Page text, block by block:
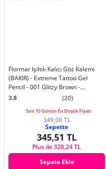
Flormar Işıltılı Kalıcı Göz Kalemi
(BAKIR) - Extreme Tattoo Gel
Pencil - 001 Glitzy Brown -
8682536028837
3.8 (20)
Son 10 Günün En Düşük Fiyatı
349,00 TL
Sepette
345,51 TL
Plus ile 328,24 TL
Sepete Ekle